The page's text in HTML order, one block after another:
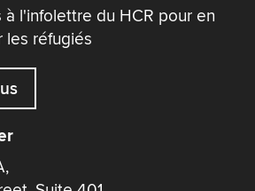
à l'infolettre du HCR pour en
les réfugiés